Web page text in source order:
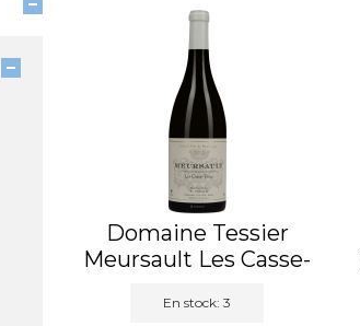
Domaine Tessier
Meursault Les Casse-
En stock: 3